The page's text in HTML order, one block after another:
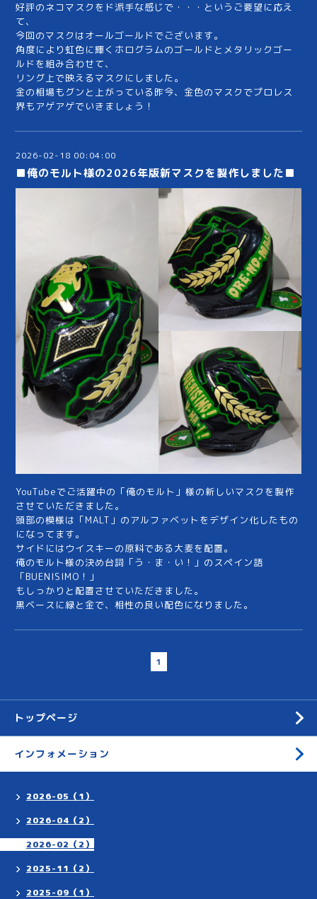
好評のネコマスクをド派手な感じで・・・というご要望に応え
て、
今回のマスクはオールゴールドでございます。
角度により虹色に輝くホログラムのゴールドとメタリックゴー
ルドを組み合わせて、
リング上で映えるマスクにしました。
金の相場もグンと上がっている昨今、金色のマスクでプロレス
界もアゲアゲでいきましょう！
2026-02-18 00:04:00
■俺のモルト様の2026年版新マスクを製作しました■
YouTubeでご活躍中の「俺のモルト」様の新しいマスクを製作
させていただきました。
頭部の模様は「MALT」のアルファベットをデザイン化したもの
になってます。
サイドにはウイスキーの原料である大麦を配置。
俺のモルト様の決め台詞「う・ま・い！」のスペイン語
「BUENISIMO！」
もしっかりと配置させていただきました。
黒ベースに緑と金で、相性の良い配色になりました。
1
トップページ
インフォメーション
2026-05（1）
2026-04（2）
2026-02（2）
2025-11（2）
2025-09（1）